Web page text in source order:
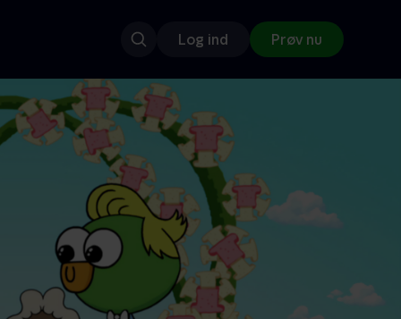
Log ind Prøv nu